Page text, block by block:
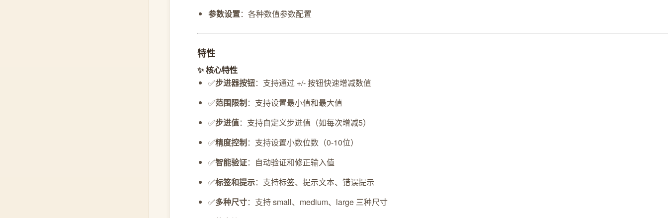
参数设置：各种数值参数配置
特性
✨ 核心特性
✅步进器按钮：支持通过 +/- 按钮快速增减数值
✅范围限制：支持设置最小值和最大值
✅步进值：支持自定义步进值（如每次增减5）
✅精度控制：支持设置小数位数（0-10位）
✅智能验证：自动验证和修正输入值
✅标签和提示：支持标签、提示文本、错误提示
✅多种尺寸：支持 small、medium、large 三种尺寸